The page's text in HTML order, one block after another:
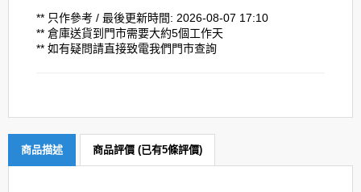
** 只作參考 / 最後更新時間: 2026-08-07 17:10
** 倉庫送貨到門市需要大約5個工作天
** 如有疑問請直接致電我們門市查詢
商品描述 商品評價 (已有5條評價)